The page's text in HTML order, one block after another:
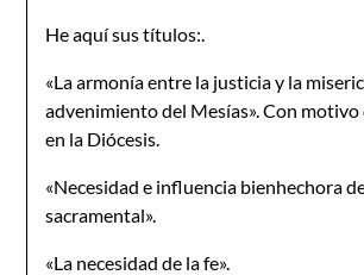
He aquí sus títulos:.
«La armonía entre la justicia y la
advenimiento del Mesías». Con motivo
en la Diócesis.
«Necesidad e influencia bienhechora
sacramental».
«La necesidad de la fe».